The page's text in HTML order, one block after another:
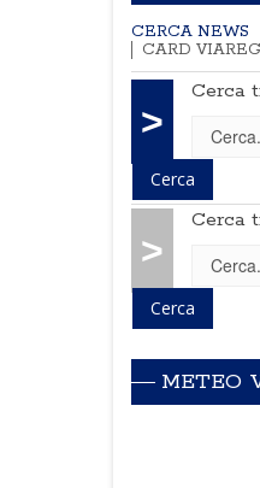
CERCA NEWS
CARD
>
Cerca
>
Cerca
METEO